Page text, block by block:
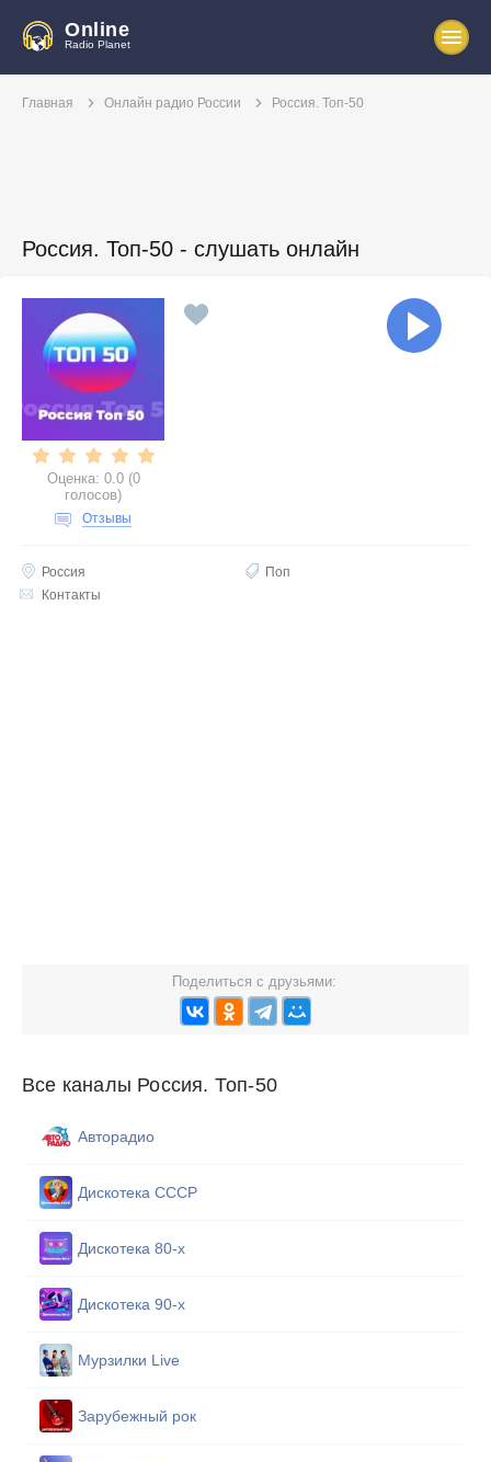
Online
Radio Planet
Главная Онлайн радио России Россия. Топ-50
Россия. Топ-50 - слушать онлайн
Оценка: 0.0 (0
голосов)
Отзывы
Россия
Поп
Контакты
Поделиться с друзьями:
Все каналы Россия. Топ-50
Авторадио
Дискотека СССР
Дискотека 80-х
Дискотека 90-х
Мурзилки Live
Зарубежный рок